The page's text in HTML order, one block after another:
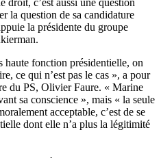
la question de sa candidature
la présidente du groupe
haute fonction présidentielle, on
ce qui n’est pas le cas », a pour
du PS, Olivier Faure. « Marine
sa conscience », mais « la seule
acceptable, c’est de se
dont elle n’a plus la légitimité